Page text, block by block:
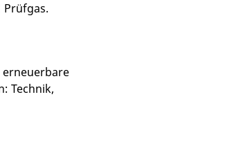
erneuerbare
Technik,